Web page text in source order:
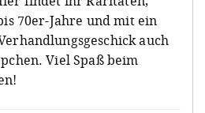
70er-Jahre und mit ein
auch
Viel Spaß beim